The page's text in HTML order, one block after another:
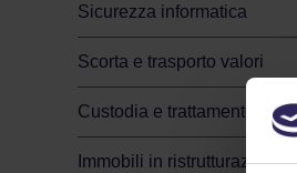
Sicurezza informatica
Scorta e trasporto valori
Custodia e trattamento
Immobili in ristrutturazione